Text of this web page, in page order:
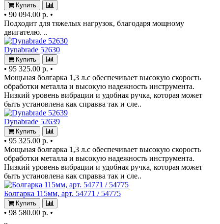
Купить
• 90 094.00 р. •
Подходит для тяжелых нагрузок, благодаря мощному
двигателю. ..
Dynabrade 52630
Купить
• 95 325.00 р. •
Мощьная болгарка 1,3 л.с обеспечивает высокую скорость
обработки металла и высокую надежность инструмента.
Низкий уровень вибрации и удобная ручка, которая может
быть установлена как справва так и сле..
Dynabrade 52639
Купить
• 95 325.00 р. •
Мощьная болгарка 1,3 л.с обеспечивает высокую скорость
обработки металла и высокую надежность инструмента.
Низкий уровень вибрации и удобная ручка, которая может
быть установлена как справва так и сле..
Болгарка 115мм, арт. 54771 / 54775
Купить
• 98 580.00 р. •
..